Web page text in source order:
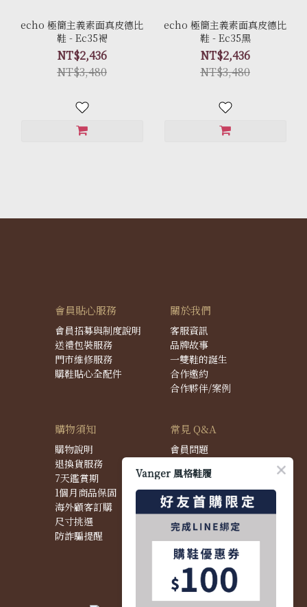
echo 極簡主義素面真皮德比
鞋 - Ec35褐
NT$2,436
NT$3,480
echo 極簡主義素面真皮德比
鞋 - Ec35黑
NT$2,436
NT$3,480
會員貼心服務
會員招募與制度說明
送禮包裝服務
門市維修服務
購鞋貼心全配件
關於我們
客服資訊
品牌故事
一雙鞋的誕生
合作邀約
合作夥伴/案例
購物須知
購物說明
退換貨服務
7天鑑賞期
1個月商品保固
海外顧客訂購
尺寸挑選
防詐騙提醒
常見 Q&A
會員問題
配送問題
退換貨問題
商品問題
Vanger 風格鞋履